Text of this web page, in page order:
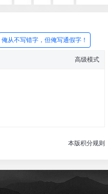
俺从不写错字，但俺写通假字！
高级模式
本版积分规则